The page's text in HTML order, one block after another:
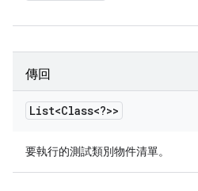
傳回
List<Class<?>>
要執行的測試類別物件清單。